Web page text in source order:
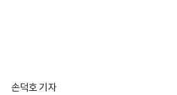
손덕호 기자